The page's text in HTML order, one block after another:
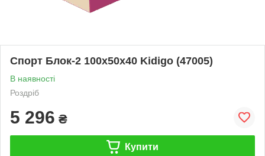
Спорт Блок-2 100х50х40 Kidigo (47005)
В наявності
Роздріб
5 296 ₴
Купити